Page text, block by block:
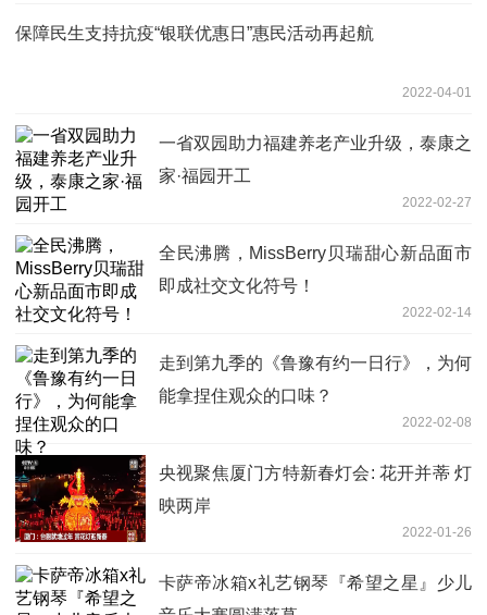
保障民生支持抗疫“银联优惠日”惠民活动再起航
2022-04-01
一省双园助力福建养老产业升级，泰康之
家·福园开工
2022-02-27
全民沸腾，MissBerry贝瑞甜心新品面市
即成社交文化符号！
2022-02-14
走到第九季的《鲁豫有约一日行》，为何
能拿捏住观众的口味？
2022-02-08
央视聚焦厦门方特新春灯会: 花开并蒂 灯
映两岸
2022-01-26
卡萨帝冰箱x礼艺钢琴『希望之星』少儿